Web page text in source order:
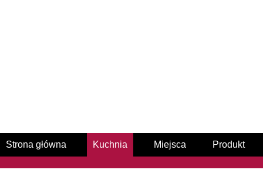
Strona główna Kuchnia Miejsca Produkt